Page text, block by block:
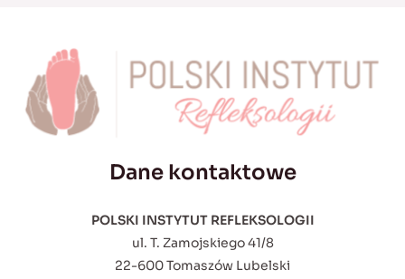
Dane kontaktowe
POLSKI INSTYTUT REFLEKSOLOGII
ul. T. Zamojskiego 41/8
22-600 Tomaszów Lubelski